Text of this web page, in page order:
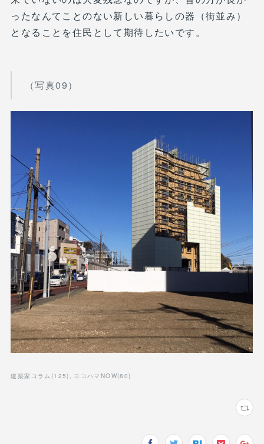
ったなんてことのない新しい暮らしの器（街並み）
となることを住民として期待したいです。
（写真09）
建築家コラム (125) ヨコハマNOW(80)